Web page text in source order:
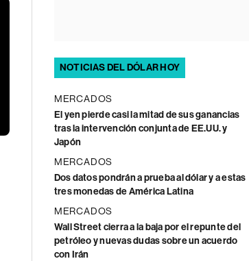
NOTICIAS DEL DÓLAR HOY
MERCADOS
El yen pierde casi la mitad de sus ganancias
tras la intervención conjunta de EE.UU. y
Japón
MERCADOS
Dos datos pondrán a prueba al dólar y a estas
tres monedas de América Latina
MERCADOS
Wall Street cierra a la baja por el repunte del
petróleo y nuevas dudas sobre un acuerdo
con Irán